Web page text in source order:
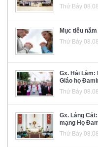
Thứ Bảy
Mục tiêu
Thứ Bảy
Gx. Hải Lâm:
Giáo họ
Thứ Bảy
Gx. Láng
mạng Họ
Thứ Bảy